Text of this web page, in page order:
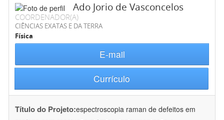
Ado Jorio de Vasconcelos
COORDENADOR(A)
CIÊNCIAS EXATAS E DA TERRA
Física
E-mail
Currículo
Título do Projeto:espectroscopia raman de defeitos em